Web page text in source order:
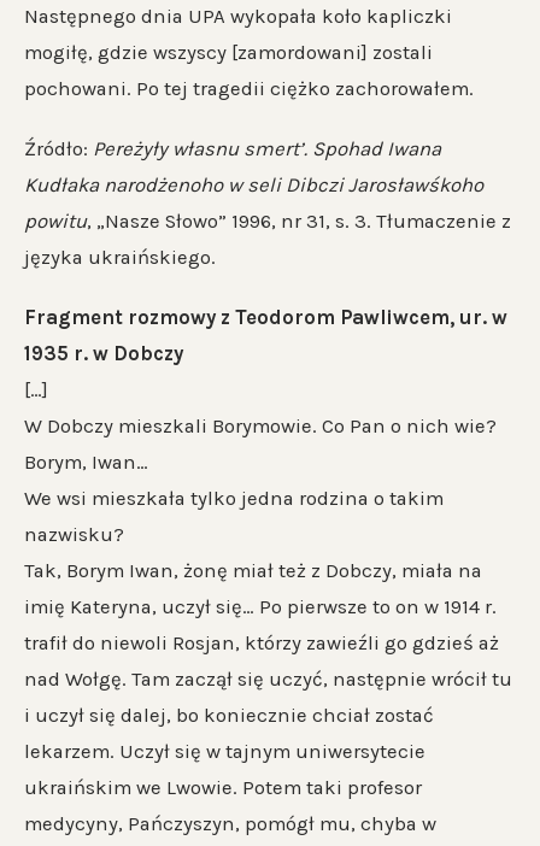
Następnego dnia UPA wykopała koło kapliczki
mogiłę, gdzie wszyscy [zamordowani] zostali
pochowani. Po tej tragedii ciężko zachorowałem.
Źródło: Pereżyły własnu smert’. Spohad Iwana
Kudłaka narodżenoho w seli Dibczi Jarosławśkoho
powitu, „Nasze Słowo” 1996, nr 31, s. 3. Tłumaczenie z
języka ukraińskiego.
Fragment rozmowy z Teodorom Pawliwcem, ur. w
1935 r. w Dobczy
[…]
W Dobczy mieszkali Borymowie. Co Pan o nich wie?
Borym, Iwan…
We wsi mieszkała tylko jedna rodzina o takim
nazwisku?
Tak, Borym Iwan, żonę miał też z Dobczy, miała na
imię Kateryna, uczył się… Po pierwsze to on w 1914 r.
trafił do niewoli Rosjan, którzy zawieźli go gdzieś aż
nad Wołgę. Tam zaczął się uczyć, następnie wrócił tu
i uczył się dalej, bo koniecznie chciał zostać
lekarzem. Uczył się w tajnym uniwersytecie
ukraińskim we Lwowie. Potem taki profesor
medycyny, Pańczyszyn, pomógł mu, chyba w